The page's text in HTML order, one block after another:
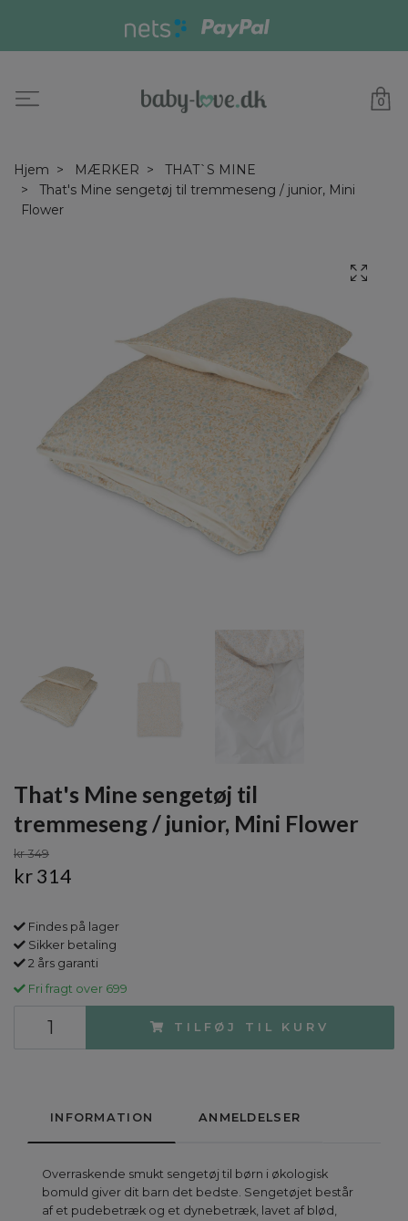
0
Hjem MÆRKER
THAT`S MINE
That's Mine sengetøj til tremmeseng / junior, Mini
Flower
That's Mine sengetøj til
tremmeseng / junior, Mini Flower
kr 349
kr 314
Findes på lager
Sikker betaling
2 års garanti
Fri fragt over 699
TILFØJ TIL KURV
INFORMATION ANMELDELSER
Overraskende smukt sengetøj til børn i økologisk
bomuld giver dit barn det bedste. Sengetøjet består
af et pudebetræk og et dynebetræk, lavet af blød,